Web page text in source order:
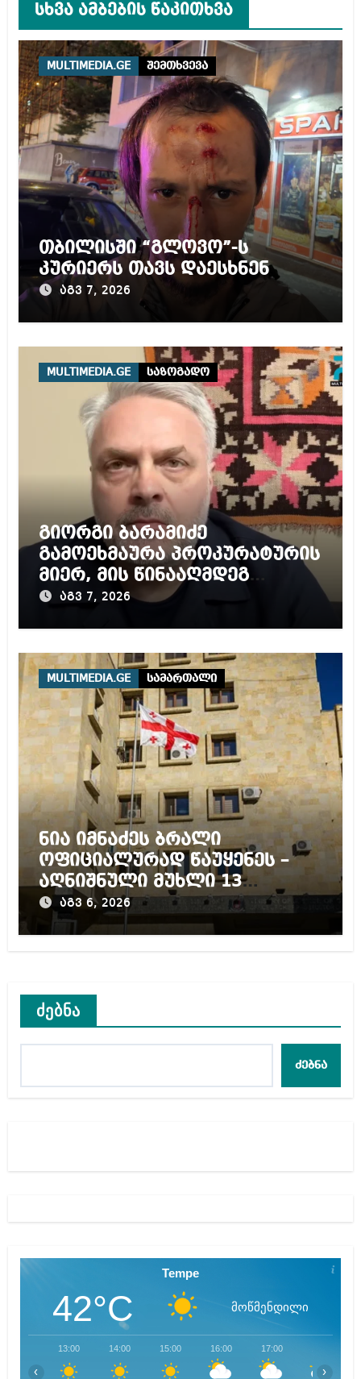
სხვა ამბების წაკითხვა
MULTIMEDIA.GE შემთხვევა
თბილისში “გლოვო”-ს
კურიერს თავს დაესხნენ
აგვ 7, 2026
MULTIMEDIA.GE საზოგადო
გიორგი ბარამიძე
გამოეხმაურა პროკურატურის
მიერ, მის წინააღმდეგ
დაწყებულ გამოძიებას
აგვ 7, 2026
MULTIMEDIA.GE სამართალი
ნია იმნაძეს ბრალი
ოფიციალურად წაუყენეს –
აღნიშნული მუხლი 13
წლამდე პატიმრობას
ითვალისწინებს
აგვ 6, 2026
ძებნა
ძებნა
Tempe
42°C მოწმენდილი
13:00 14:00 15:00 16:00 17:00
‹ ›